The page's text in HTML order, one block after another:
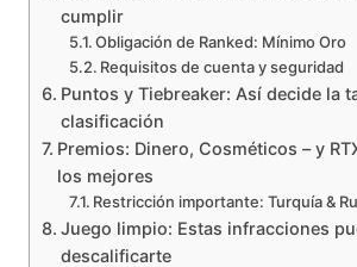
cumplir
Obligación de Ranked: Mínimo Oro
Requisitos de cuenta y seguridad
Puntos y Tiebreaker: Así decide la
clasificación
Premios: Dinero, Cosméticos – y
los mejores
Restricción importante: Turquía &
Juego limpio: Estas infracciones
descalificarte